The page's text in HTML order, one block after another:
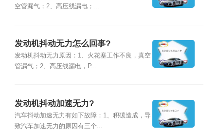
空管漏气；2、高压线漏电；...
发动机抖动无力怎么回事?
发动机抖动无力原因：1、火花塞工作不良，真空
管漏气；2、高压线漏电，P...
发动机抖动加速无力?
汽车抖动加速无力有如下故障：1、积碳造成，导
致汽车加速无力的原因有三个...